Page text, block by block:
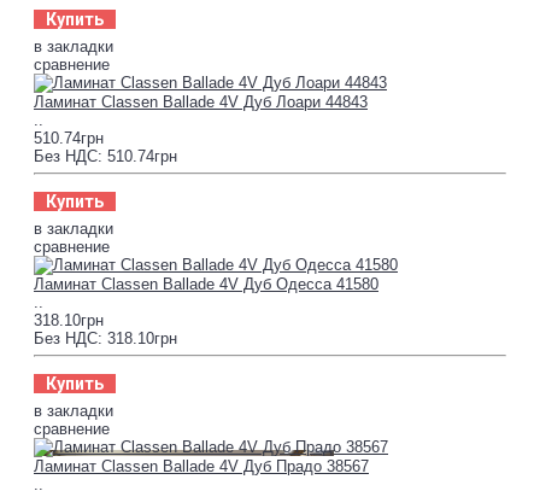
Купить
в закладки
сравнение
Ламинат Classen Ballade 4V Дуб Лоари 44843
510.74грн
Без НДС: 510.74грн
Купить
в закладки
сравнение
Ламинат Classen Ballade 4V Дуб Одесcа 41580
318.10грн
Без НДС: 318.10грн
Купить
в закладки
сравнение
Ламинат Classen Ballade 4V Дуб Прадо 38567